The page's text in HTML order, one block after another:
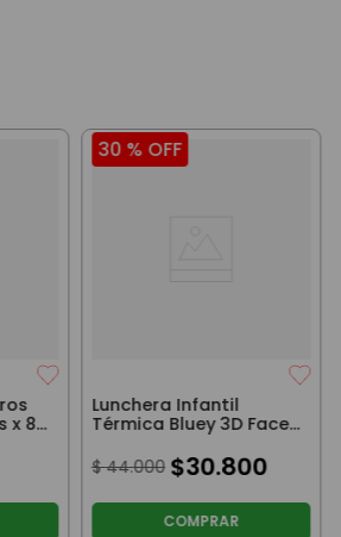
x 8
30 % OFF
Lunchera Infantil
Térmica Bluey 3D Face
$ 44.000 $30.800
COMPRAR